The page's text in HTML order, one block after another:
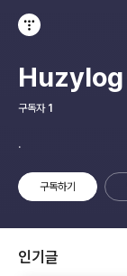
Huzylog
구독자 1
.
구독하기
인기글